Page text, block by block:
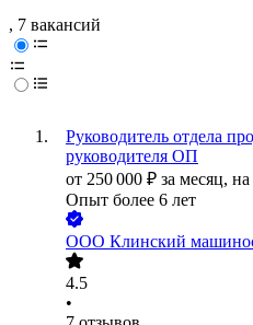
, 7 вакансий
Руководитель отдела
руководителя ОП
от 250 000 ₽ за месяц, на
Опыт более 6 лет
ООО Клинский
4.5
•